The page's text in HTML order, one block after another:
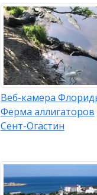
Веб-камера
Ферма аллигаторов
Сент-Огастин